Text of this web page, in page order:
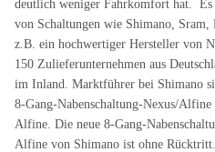
deutlich weniger Fahrkomfort hat. Es
von Schaltungen wie Shimano,
z.B. ein hochwertiger Hersteller von
150 Zulieferunternehmen aus
im Inland. Marktführer bei Shimano
8-Gang-Nabenschaltung-Nexus/
Alfine. Die neue 8-Gang-
Alfine von Shimano ist ohne Rücktritt.